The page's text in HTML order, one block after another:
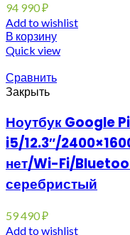
94 990₽
Add to wishlist
В корзину
Quick view
Сравнить
Закрыть
Ноутбук Google
i5/12.3″/
нет/Wi-Fi/
серебристый
59 490₽
Add to wishlist